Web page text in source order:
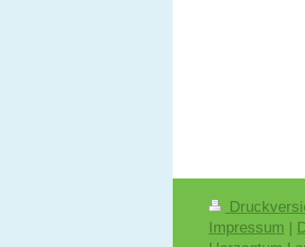
Impressum |